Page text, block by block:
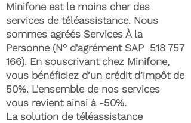
Minifone est le moins cher des
services de téléassistance. Nous
sommes agréés Services À la
Personne (N° d'agrément SAP 518 757
166). En souscrivant chez Minifone,
vous bénéficiez d’un crédit d’impôt de
50%. L'ensemble de nos services
vous revient ainsi à -50%.
La solution de téléassistance